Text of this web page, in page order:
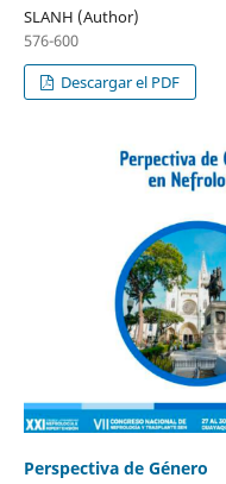
SLANH (Author)
576-600
Descargar el PDF
Perspectiva de Género